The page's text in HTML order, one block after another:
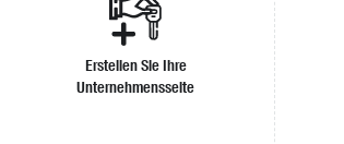
Erstellen Sie Ihre
Unternehmensseite